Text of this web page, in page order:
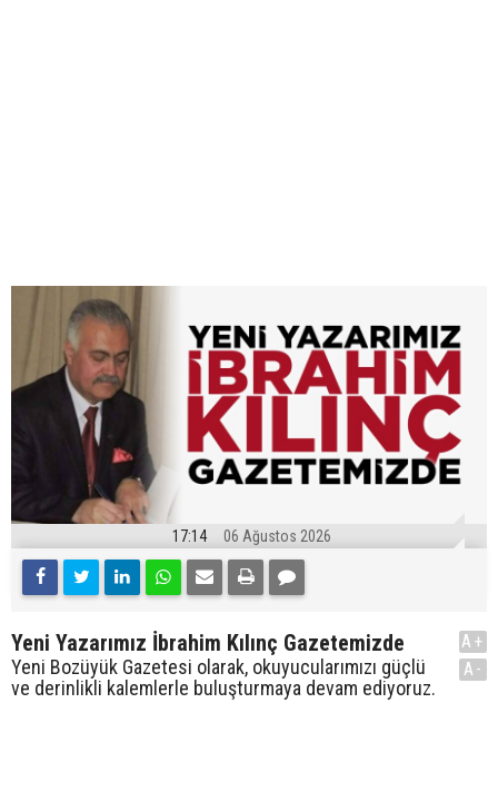
17:14 06 Ağustos 2026
Yeni Yazarımız İbrahim Kılınç Gazetemizde
Yeni Bozüyük Gazetesi olarak, okuyucularımızı güçlü
ve derinlikli kalemlerle buluşturmaya devam ediyoruz.
A+
A-